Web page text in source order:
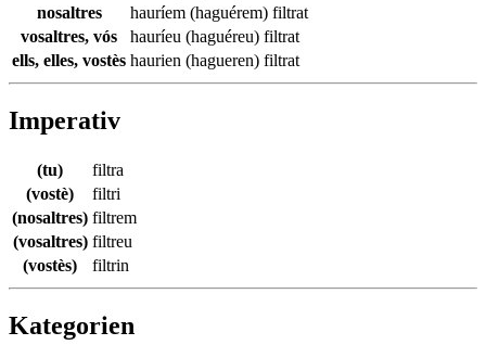
nosaltres
hauríem (haguérem) filtrat
vosaltres, vós
hauríeu (haguéreu) filtrat
ells, elles, vostès haurien (hagueren) filtrat
Imperativ
(tu)
filtra
(vostè)
filtri
(nosaltres) filtrem
(vosaltres) filtreu
(vostès)
filtrin
Kategorien